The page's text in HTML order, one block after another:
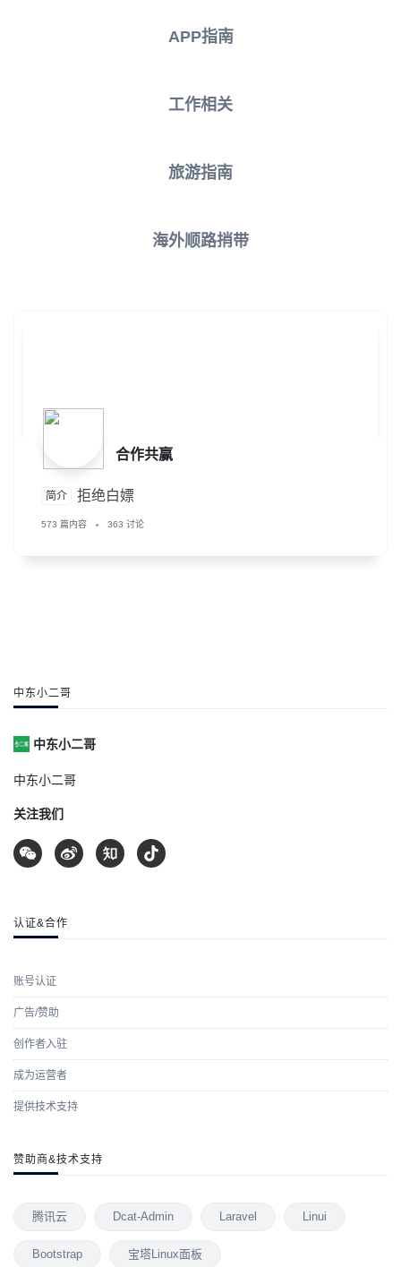
APP指南
工作相关
旅游指南
海外顺路捎带
合作共赢
简介 拒绝白嫖
573 篇内容 363 讨论
中东小二哥
中东小二哥
中东小二哥
关注我们
认证&合作
账号认证
广告/赞助
创作者入驻
成为运营者
提供技术支持
赞助商&技术支持
腾讯云 Dcat-Admin Laravel Linui
Bootstrap 宝塔Linux面板